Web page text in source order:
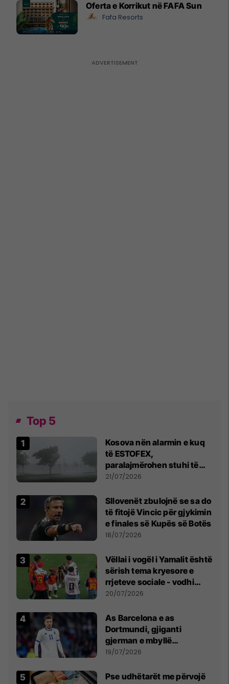
Oferta e Korrikut në FAFA Sun
Fafa Resorts
Top 5
Kosova nën alarmin e kuq
të ESTOFEX,
paralajmërohen stuhi të
fuqishme me breshër dhe
21/07/2026
Sllovenët zbulojnë se sa do
të fitojë Vincic për gjykimin
e finales së Kupës së Botës
18/07/2026
Vëllai i vogël i Yamalit është
sërish tema kryesore e
rrjeteve sociale - vodhi
vëmendjen pas finales së
20/07/2026
As Barcelona e as
Dortmundi, gjiganti
gjerman e mbyllë
marrëveshjen për Fisnik
19/07/2026
Pse udhëtarët me përvojë